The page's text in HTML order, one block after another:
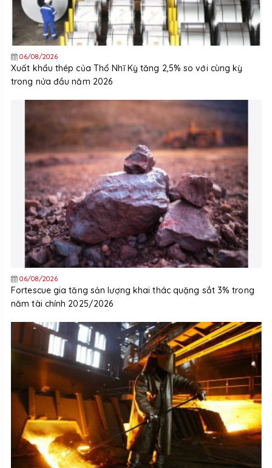
06/08/2026
Xuất khẩu thép của Thổ Nhĩ Kỳ tăng 2,5% so với cùng kỳ
trong nửa đầu năm 2026
06/08/2026
Fortescue gia tăng sản lượng khai thác quặng sắt 3% trong
năm tài chính 2025/2026